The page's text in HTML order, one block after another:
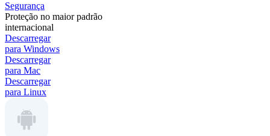
Segurança
Proteção no maior padrão
internacional
Descarregar
para Windows
Descarregar
para Mac
Descarregar
para Linux